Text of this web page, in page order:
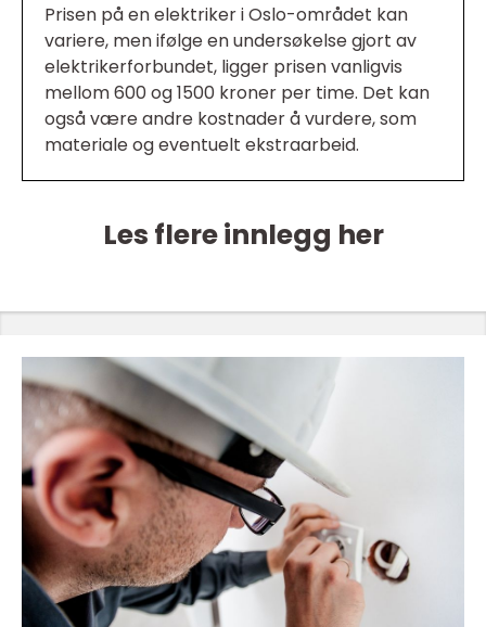
Prisen på en elektriker i Oslo-området kan
variere, men ifølge en undersøkelse gjort av
elektrikerforbundet, ligger prisen vanligvis
mellom 600 og 1500 kroner per time. Det kan
også være andre kostnader å vurdere, som
materiale og eventuelt ekstraarbeid.
Les flere innlegg her